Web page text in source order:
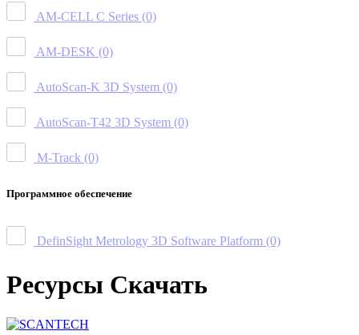
AM-CELL C Series (0)
AM-DESK (0)
AutoScan-K 3D System (0)
AutoScan-T42 3D System (0)
M-Track (0)
Программное обеспечение
DefinSight Metrology 3D Software Platform (0)
Ресурсы Скачать